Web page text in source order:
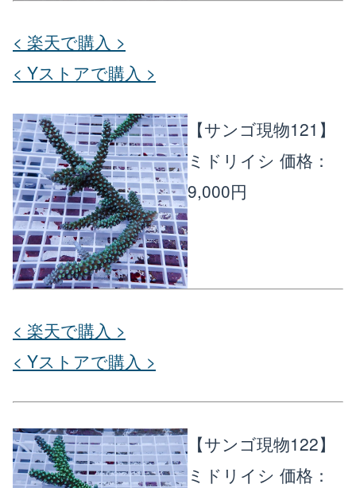
< 楽天で購入 >
< Yストアで購入 >
【サンゴ現物121】
ミドリイシ 価格：
9,000円
< 楽天で購入 >
< Yストアで購入 >
【サンゴ現物122】
ミドリイシ 価格：